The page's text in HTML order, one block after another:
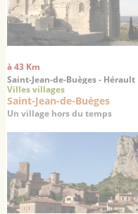
à 43 Km
Saint-Jean-de-Buèges - Hérault
Villes villages
Saint-Jean-de-Buèges
Un village hors du temps